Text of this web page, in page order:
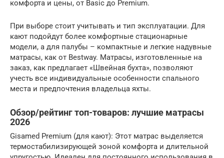
комфорта и цены, от Basic до Premium.
При выборе стоит учитывать и тип эксплуатации. Для
кают подойдут более комфортные стационарные
модели, а для палубы – компактные и легкие надувные
матрасы, как от Bestway. Матрасы, изготовленные на
заказ, как предлагает «Швейная бухта», позволяют
учесть все индивидуальные особенности спального
места и предпочтения владельца яхты.
Обзор/рейтинг топ-товаров: лучшие матрасы
2026
Gisamed Premium (для кают): Этот матрас выделяется
термостабилизирующей зоной комфорта и длительной